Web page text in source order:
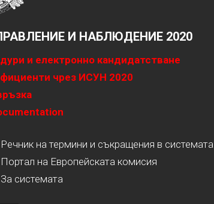
И НАБЛЮДЕНИЕ 2020
и електронно кандидатстване
чрез ИСУН 2020
Речник на термини и съкращения в системата
Портал на Европейската комисия
За системата